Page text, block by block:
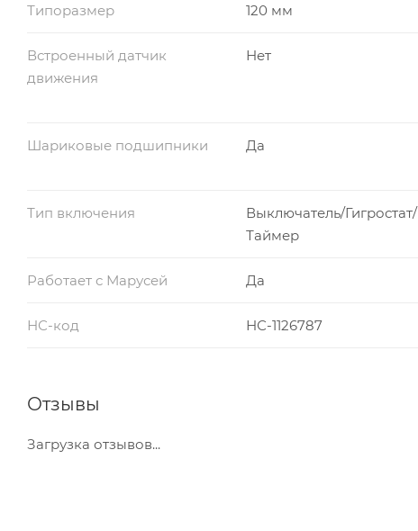
Типоразмер 120 мм
Встроенный датчик
движения
Нет
Шариковые подшипники Да
Тип включения
Выключатель/Гигростат/
Таймер
Работает с Марусей Да
НС-код НС-1126787
Отзывы
Загрузка отзывов...